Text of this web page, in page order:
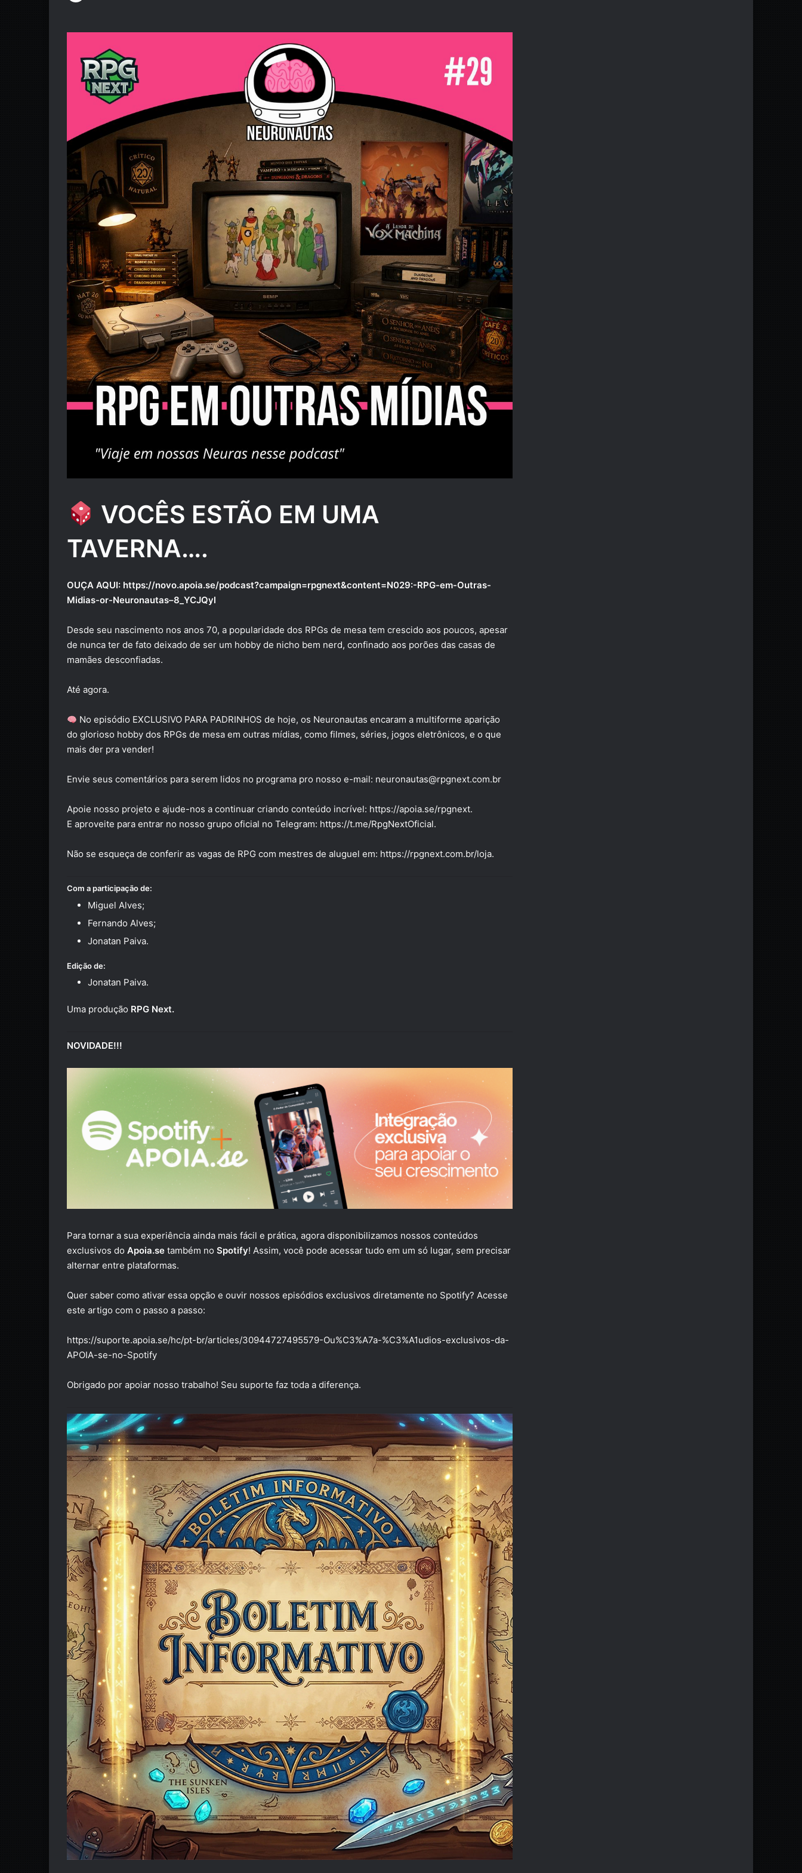
VOCÊS ESTÃO EM UMA
TAVERNA….
OUÇA AQUI: https://novo.apoia.se/podcast?campaign=rpgnext&content=N029:-RPG-em-Outras-
Midias-or-Neuronautas–8_YCJQyl
Desde seu nascimento nos anos 70, a popularidade dos RPGs de mesa tem crescido aos poucos, apesar
de nunca ter de fato deixado de ser um hobby de nicho bem nerd, confinado aos porões das casas de
mamães desconfiadas.
Até agora.
No episódio EXCLUSIVO PARA PADRINHOS de hoje, os Neuronautas encaram a multiforme aparição
do glorioso hobby dos RPGs de mesa em outras mídias, como filmes, séries, jogos eletrônicos, e o que
mais der pra vender!
Envie seus comentários para serem lidos no programa pro nosso e-mail: neuronautas@rpgnext.com.br
Apoie nosso projeto e ajude-nos a continuar criando conteúdo incrível: https://apoia.se/rpgnext.
E aproveite para entrar no nosso grupo oficial no Telegram: https://t.me/RpgNextOficial.
Não se esqueça de conferir as vagas de RPG com mestres de aluguel em: https://rpgnext.com.br/loja.
Com a participação de:
Miguel Alves;
Fernando Alves;
Jonatan Paiva.
Edição de:
Jonatan Paiva.
Uma produção RPG Next.
NOVIDADE!!!
Para tornar a sua experiência ainda mais fácil e prática, agora disponibilizamos nossos conteúdos
exclusivos do Apoia.se também no Spotify! Assim, você pode acessar tudo em um só lugar, sem precisar
alternar entre plataformas.
Quer saber como ativar essa opção e ouvir nossos episódios exclusivos diretamente no Spotify? Acesse
este artigo com o passo a passo:
https://suporte.apoia.se/hc/pt-br/articles/30944727495579-Ou%C3%A7a-%C3%A1udios-exclusivos-da-
APOIA-se-no-Spotify
Obrigado por apoiar nosso trabalho! Seu suporte faz toda a diferença.